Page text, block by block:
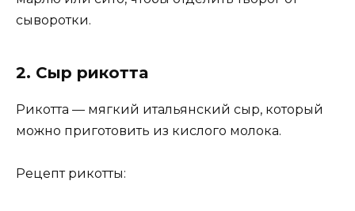
сыворотки.
2. Сыр рикотта
Рикотта — мягкий итальянский сыр, который
можно приготовить из кислого молока.
Рецепт рикотты: